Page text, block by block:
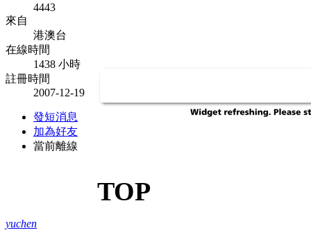
4443
來自
港澳台
在線時間
1438 小時
註冊時間
2007-12-19
發短消息
加為好友
當前離線
TOP
yuchen